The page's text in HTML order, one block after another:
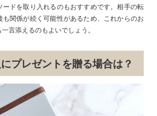
ードを取り入れるのもおすすめです。相手の転
関係が続く可能性があるため、これからのお
言添えるのもよいでしょう。
プレゼントを贈る場合は？